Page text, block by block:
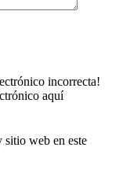
incorrecta!
aquí
sitio web en este